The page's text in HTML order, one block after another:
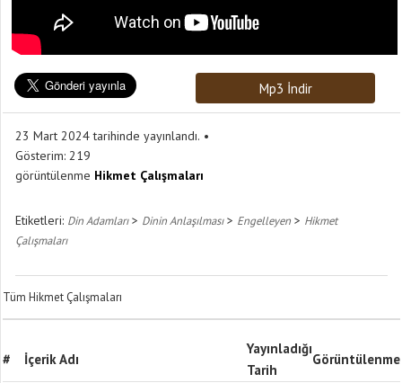
Mp3 İndir
23 Mart 2024 tarihinde yayınlandı.
Gösterim: 219
görüntülenme Hikmet Çalışmaları
Etiketleri: Din Adamları> Dinin Anlaşılması> Engelleyen > Hikmet
Çalışmaları
Tüm Hikmet Çalışmaları
# İçerik Adı
Yayınladığı
Tarih
Görüntülenme